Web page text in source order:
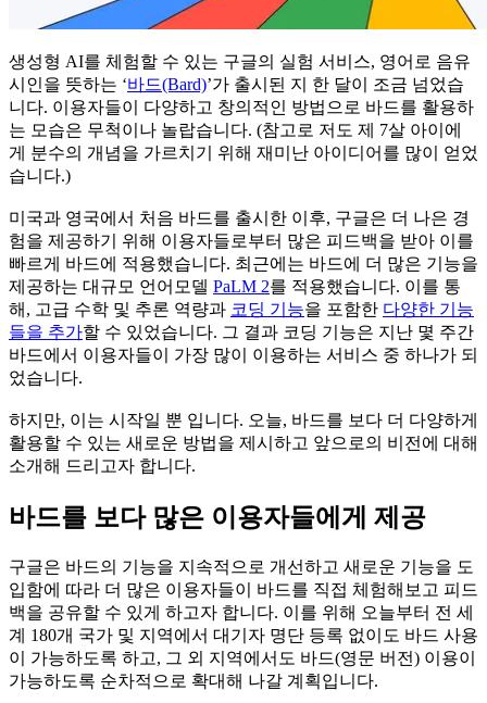
생성형 AI를 체험할 수 있는 구글의 실험 서비스, 영어로 음유
시인을 뜻하는 ‘바드(Bard)’가 출시된 지 한 달이 조금 넘었습
니다. 이용자들이 다양하고 창의적인 방법으로 바드를 활용하
는 모습은 무척이나 놀랍습니다. (참고로 저도 제 7살 아이에
게 분수의 개념을 가르치기 위해 재미난 아이디어를 많이 얻었
습니다.)
미국과 영국에서 처음 바드를 출시한 이후, 구글은 더 나은 경
험을 제공하기 위해 이용자들로부터 많은 피드백을 받아 이를
빠르게 바드에 적용했습니다. 최근에는 바드에 더 많은 기능을
제공하는 대규모 언어모델 PaLM 2를 적용했습니다. 이를 통
해, 고급 수학 및 추론 역량과 코딩 기능을 포함한 다양한 기능
들을 추가할 수 있었습니다. 그 결과 코딩 기능은 지난 몇 주간
바드에서 이용자들이 가장 많이 이용하는 서비스 중 하나가 되
었습니다.
하지만, 이는 시작일 뿐 입니다. 오늘, 바드를 보다 더 다양하게
활용할 수 있는 새로운 방법을 제시하고 앞으로의 비전에 대해
소개해 드리고자 합니다.
바드를 보다 많은 이용자들에게 제공
구글은 바드의 기능을 지속적으로 개선하고 새로운 기능을 도
입함에 따라 더 많은 이용자들이 바드를 직접 체험해보고 피드
백을 공유할 수 있게 하고자 합니다. 이를 위해 오늘부터 전 세
계 180개 국가 및 지역에서 대기자 명단 등록 없이도 바드 사용
이 가능하도록 하고, 그 외 지역에서도 바드(영문 버전) 이용이
가능하도록 순차적으로 확대해 나갈 계획입니다.